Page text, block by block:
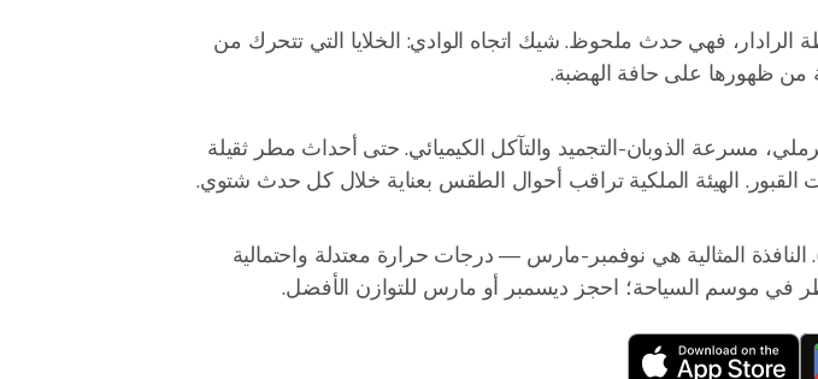
على خريطة الرادار، فهي حدث ملحوظ. شيك اتجاه الوادي: الخلايا التي تتحرك من
مسرعة الذوبان-التجميد والتآكل الكيميائي. حتى أحداث مطر ثقيلة
قاسية جداً (40 درجة مئوية فأكثر). النافذة المثالية هي نوفمبر-مارس — درجات حرارة معتدلة واحتمالية
في موسم السياحة؛ احجز ديسمبر أو مارس للتوازن الأفضل.